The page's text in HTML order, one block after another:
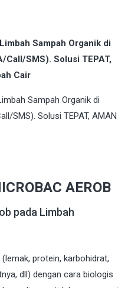
Sampah Organik di
SMS). Solusi TEPAT,
Cair
AEROB
pada Limbah
protein, karbohidrat,
dll) dengan cara biologis